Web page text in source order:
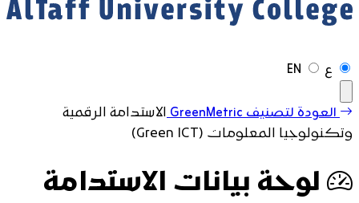
ع EN
العودة لتصنيف GreenMetric
الاستدامة الرقمية
وتكنولوجيا المعلومات (Green ICT)
لوحة بيانات الاستدامة